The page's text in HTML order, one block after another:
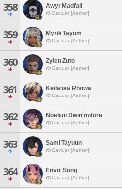
358 Awyr Madfall
Cactuar [Aether]
359 Myrik Tayum
Cactuar [Aether]
360 Zylen Zuto
Cactuar [Aether]
361 Keilanaa Rhowa
Cactuar [Aether]
362 Noelani Dwin'mitore
Cactuar [Aether]
363 Sami Tayuun
Cactuar [Aether]
364 Envoi Song
Cactuar [Aether]